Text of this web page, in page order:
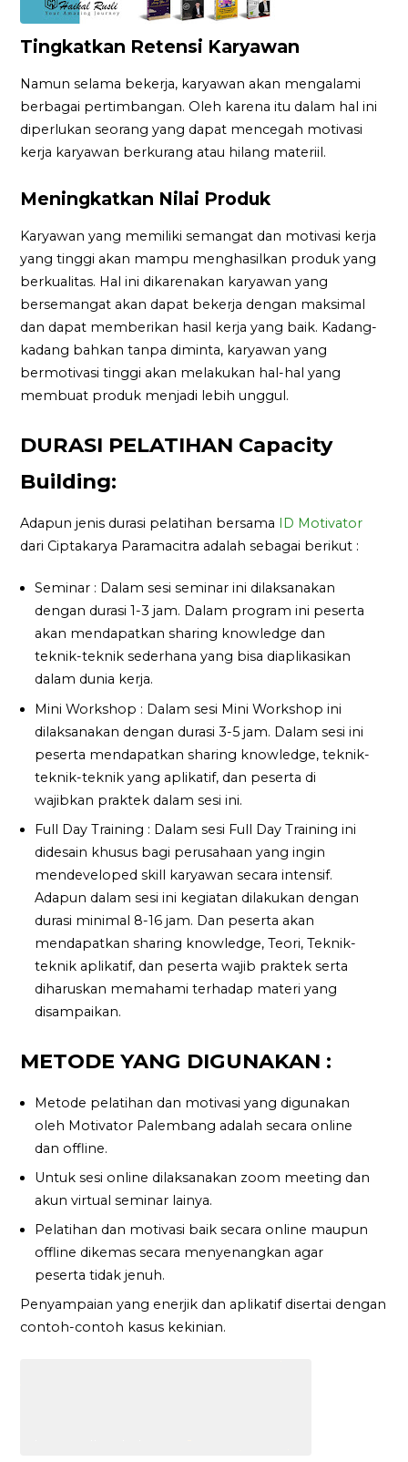
Tingkatkan Retensi Karyawan
Namun selama bekerja, karyawan akan mengalami
berbagai pertimbangan. Oleh karena itu dalam hal ini
diperlukan seorang yang dapat mencegah motivasi
kerja karyawan berkurang atau hilang materiil.
Meningkatkan Nilai Produk
Karyawan yang memiliki semangat dan motivasi kerja
yang tinggi akan mampu menghasilkan produk yang
berkualitas. Hal ini dikarenakan karyawan yang
bersemangat akan dapat bekerja dengan maksimal
dan dapat memberikan hasil kerja yang baik. Kadang-
kadang bahkan tanpa diminta, karyawan yang
bermotivasi tinggi akan melakukan hal-hal yang
membuat produk menjadi lebih unggul.
DURASI PELATIHAN Capacity
Building:
Adapun jenis durasi pelatihan bersama ID Motivator
dari Ciptakarya Paramacitra adalah sebagai berikut :
Seminar : Dalam sesi seminar ini dilaksanakan
dengan durasi 1-3 jam. Dalam program ini peserta
akan mendapatkan sharing knowledge dan
teknik-teknik sederhana yang bisa diaplikasikan
dalam dunia kerja.
Mini Workshop : Dalam sesi Mini Workshop ini
dilaksanakan dengan durasi 3-5 jam. Dalam sesi ini
peserta mendapatkan sharing knowledge, teknik-
teknik-teknik yang aplikatif, dan peserta di
wajibkan praktek dalam sesi ini.
Full Day Training : Dalam sesi Full Day Training ini
didesain khusus bagi perusahaan yang ingin
mendeveloped skill karyawan secara intensif.
Adapun dalam sesi ini kegiatan dilakukan dengan
durasi minimal 8-16 jam. Dan peserta akan
mendapatkan sharing knowledge, Teori, Teknik-
teknik aplikatif, dan peserta wajib praktek serta
diharuskan memahami terhadap materi yang
disampaikan.
METODE YANG DIGUNAKAN :
Metode pelatihan dan motivasi yang digunakan
oleh Motivator Palembang adalah secara online
dan offline.
Untuk sesi online dilaksanakan zoom meeting dan
akun virtual seminar lainya.
Pelatihan dan motivasi baik secara online maupun
offline dikemas secara menyenangkan agar
peserta tidak jenuh.
Penyampaian yang enerjik dan aplikatif disertai dengan
contoh-contoh kasus kekinian.